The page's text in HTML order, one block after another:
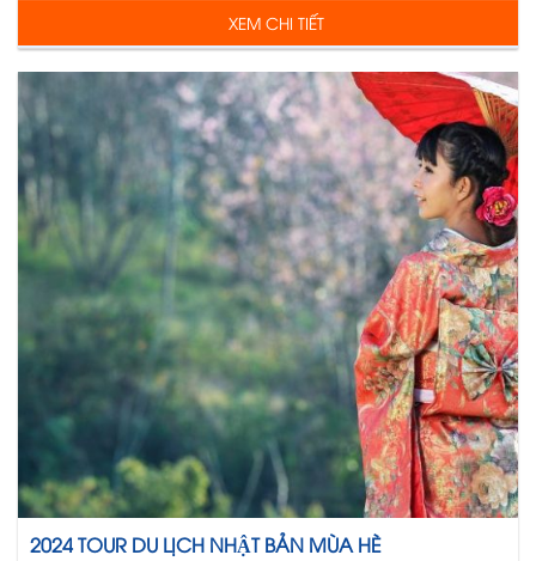
XEM CHI TIẾT
2024 TOUR DU LỊCH NHẬT BẢN MÙA HÈ